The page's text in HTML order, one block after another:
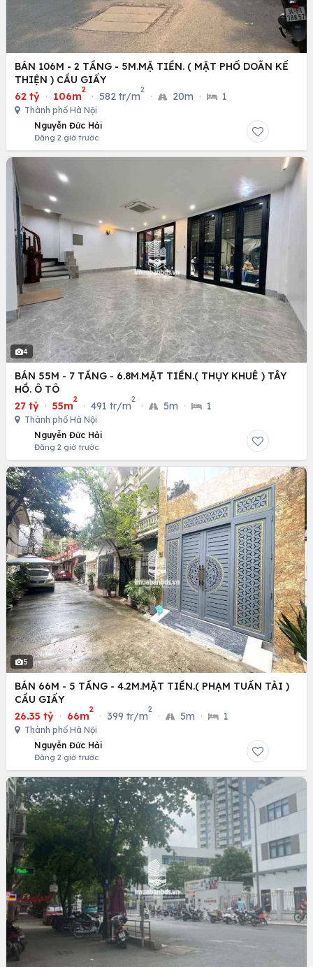
BÁN 106M - 2 TẦNG - 5M.MẶ TIỀN. ( MẶT PHỐ DOÃN KẾ
THIỆN ) CẦU GIẤY
62 tỷ · 106m
2
· 582 tr/m
2
· 20m · 1
Thành phố Hà Nội
Nguyễn Đức Hải
Đăng 2 giờ trước
4
BÁN 55M - 7 TẦNG - 6.8M.MẶT TIỀN.( THỤY KHUÊ ) TÂY
HỒ. Ô TÔ
27 tỷ · 55m
2
· 491 tr/m
2
· 5m · 1
Thành phố Hà Nội
Nguyễn Đức Hải
Đăng 2 giờ trước
5
BÁN 66M - 5 TẦNG - 4.2M.MẶT TIỀN.( PHẠM TUẤN TÀI )
CẦU GIẤY
26.35 tỷ · 66m
2
· 399 tr/m
2
· 5m · 1
Thành phố Hà Nội
Nguyễn Đức Hải
Đăng 2 giờ trước